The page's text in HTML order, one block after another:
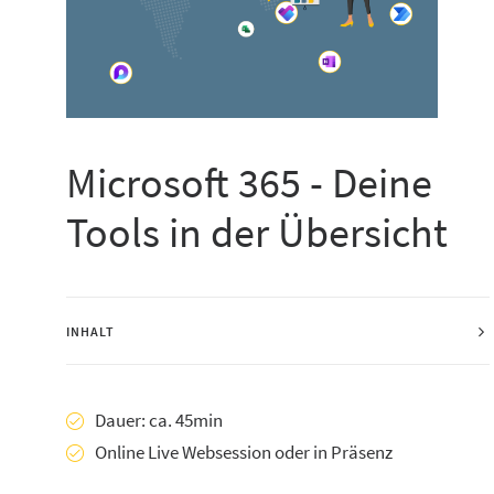
Microsoft 365 - Deine
Tools in der Übersicht
INHALT
Dauer: ca. 45min
Online Live Websession oder in Präsenz